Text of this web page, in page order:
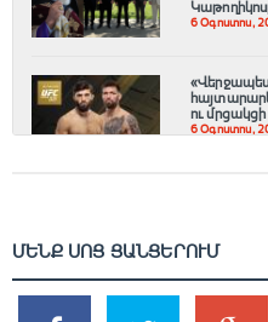
6 Օգոստոս,
ու
6 Օգոստոս,
ՄԵՆՔ ՍՈՑ ՑԱՆՑԵՐՈՒՄ